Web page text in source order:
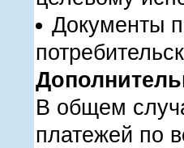
Документы
В общем
платежей по